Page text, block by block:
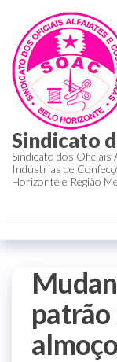
Sindicato
Sindicato dos
Indústrias de
Horizonte e Região
patrão